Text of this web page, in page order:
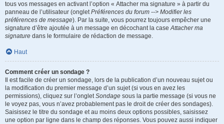
tous vos messages en activant l’option « Attacher ma signature » à partir du
panneau de l’utilisateur (ongletPréférences du forum --> Modifier les
préférences de message). Par la suite, vous pourrez toujours empêcher une
signature d’être ajoutée à un message en décochant la caseAttacher ma
signature dans le formulaire de rédaction de message.
Haut
Comment créer un sondage ?
Il est facile de créer un sondage, lors de la publication d’un nouveau sujet ou
la modification du premier message d’un sujet (si vous en avez les
permissions), cliquez sur l’ongletSondage sous la partie message (si vous ne
le voyez pas, vous n’avez probablement pas le droit de créer des sondages).
Saisissez le titre du sondage et au moins deux options possibles, saisissez
une option par ligne dans le champ des réponses. Vous pouvez aussi indiquer